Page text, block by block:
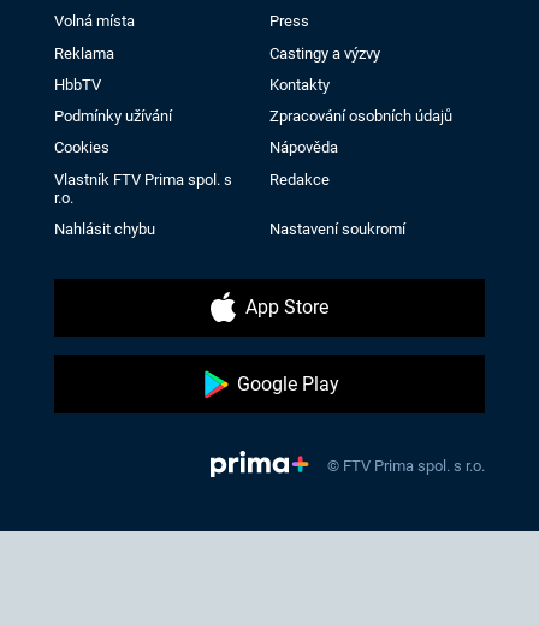
Volná místa
Press
Reklama
Castingy a výzvy
HbbTV
Kontakty
Podmínky užívání
Zpracování osobních údajů
Cookies
Nápověda
Vlastník FTV Prima spol. s
r.o.
Redakce
Nahlásit chybu Nastavení soukromí
App Store
Google Play
© FTV Prima spol. s r.o.